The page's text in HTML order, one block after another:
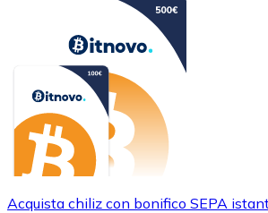
Acquista chiliz con bonifico SEPA